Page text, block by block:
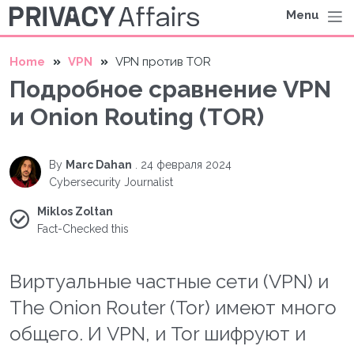
Menu
Home VPN VPN против TOR
Подробное сравнение VPN
и Onion Routing (TOR)
By Marc Dahan
24 февраля 2024
Cybersecurity Journalist
Miklos Zoltan
Fact-Checked this
Виртуальные частные сети (VPN) и
The Onion Router (Tor) имеют много
общего. И VPN, и Tor шифруют и